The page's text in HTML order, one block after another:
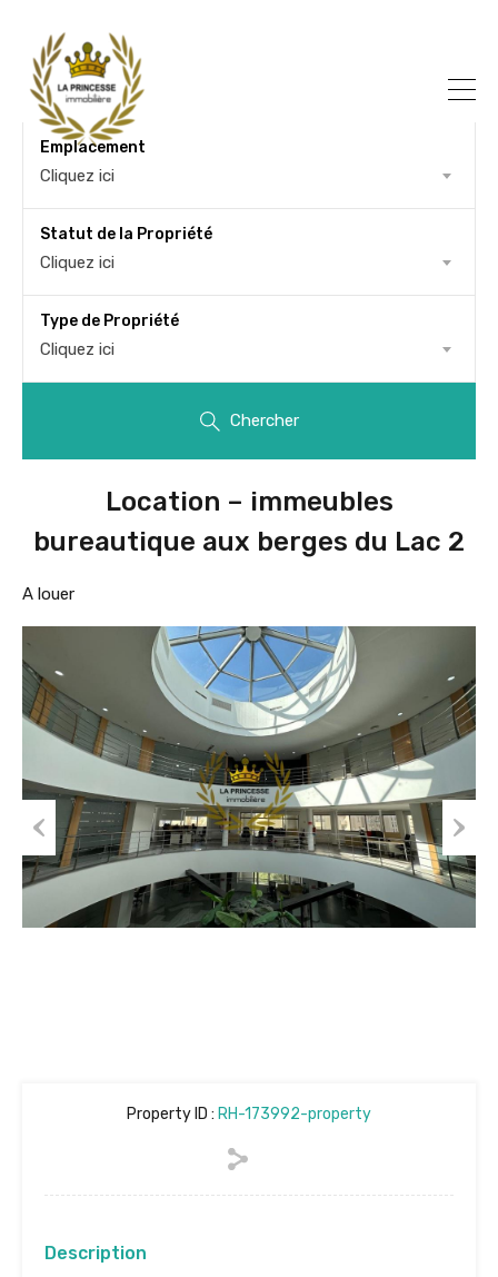
Emplacement
Cliquez ici
Statut de la Propriété
Cliquez ici
Type de Propriété
Cliquez ici
Chercher
Location – immeubles
bureautique aux berges du Lac 2
A louer
Prev
ious
Nex
t
Property ID : RH-173992-property
Description